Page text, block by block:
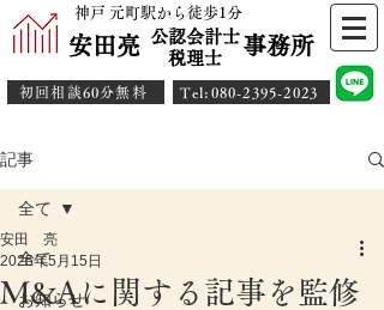
神戸 元町駅から徒歩1分
安田亮 事務所
公認会計士
​税理士
初回相談60分無料 ​Tel:080-2395-2023
記事
全て
お知らせ
全て
M&Aに関する記事を監修
安田 亮
2025年5月15日